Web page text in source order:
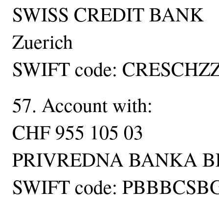
SWISS CREDIT BANK
Zuerich
SWIFT code:
57. Account with:
CHF 955 105 03
PRIVREDNA BANKA
SWIFT code: